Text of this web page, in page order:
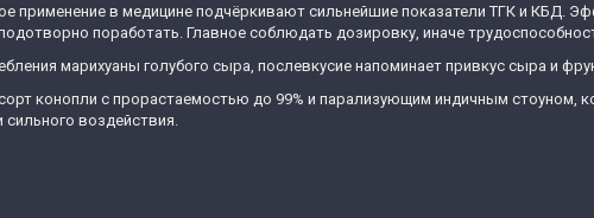
применение в медицине подчёркивают сильнейшие показатели ТГК и КБД.
поработать. Главное соблюдать дозировку, иначе
марихуаны голубого сыра, послевкусие напоминает привкус сыра и
конопли с прорастаемостью до 99% и парализующим индичным стоуном,
воздействия.